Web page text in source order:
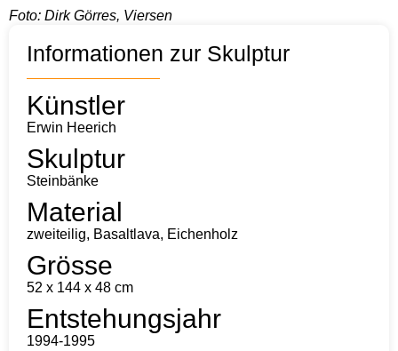
Foto: Dirk Görres, Viersen
Informationen zur Skulptur
Künstler
Erwin Heerich
Skulptur
Steinbänke
Material
zweiteilig, Basaltlava, Eichenholz
Grösse
52 x 144 x 48 cm
Entstehungsjahr
1994-1995